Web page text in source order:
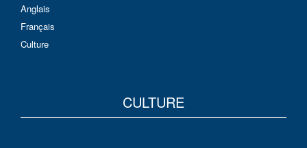
Anglais
Français
Culture
CULTURE